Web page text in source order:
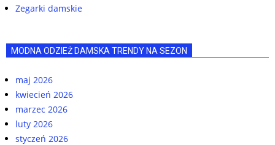
Zegarki damskie
MODNA ODZIEŻ DAMSKA TRENDY NA SEZON
maj 2026
kwiecień 2026
marzec 2026
luty 2026
styczeń 2026